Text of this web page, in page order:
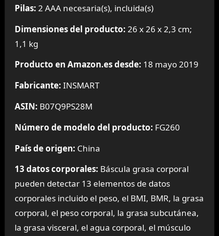
Pilas: 2 AAA necesaria(s), incluida(s)
Dimensiones del producto: 26 x 26 x 2,3 cm;
1,1 kg
Producto en Amazon.es desde: 18 mayo 2019
Fabricante: INSMART
ASIN: B07Q9PS28M
Número de modelo del producto: FG260
País de origen: China
13 datos corporales: Báscula grasa corporal
pueden detectar 13 elementos de datos
corporales incluido el peso, el BMI, BMR, la grasa
corporal, el peso corporal, la grasa subcutánea,
la grasa visceral, el agua corporal, el músculo